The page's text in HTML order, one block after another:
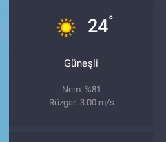
24°
Güneşli
Nem: %81
Rüzgar: 3.00 m/s